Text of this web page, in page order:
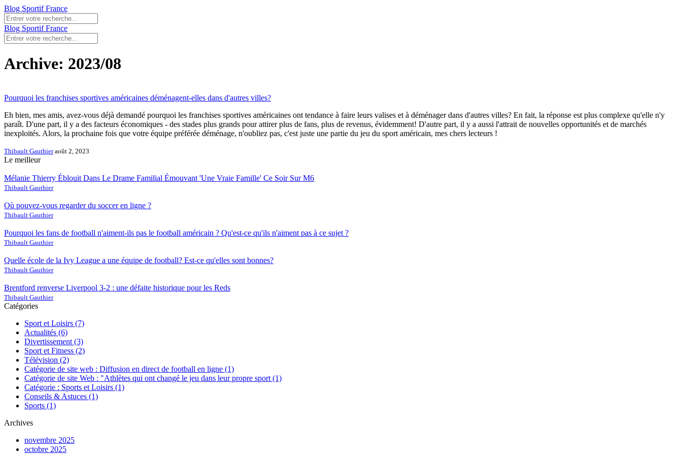
Blog Sportif France
Blog Sportif France
Archive: 2023/08
Pourquoi les franchises sportives américaines déménagent-elles dans d'autres villes?
Eh bien, mes amis, avez-vous déjà demandé pourquoi les franchises sportives américaines ont tendance à faire leurs valises et à déménager dans d'autres villes? En fait, la réponse est plus complexe qu'elle n'y
paraît. D'une part, il y a des facteurs économiques - des stades plus grands pour attirer plus de fans, plus de revenus, évidemment! D'autre part, il y a aussi l'attrait de nouvelles opportunités et de marchés
inexploités. Alors, la prochaine fois que votre équipe préférée déménage, n'oubliez pas, c'est juste une partie du jeu du sport américain, mes chers lecteurs !
Thibault Gauthier août 2, 2023
Le meilleur
Mélanie Thierry Éblouit Dans Le Drame Familial Émouvant 'Une Vraie Famille' Ce Soir Sur M6
Thibault Gauthier
Où pouvez-vous regarder du soccer en ligne ?
Thibault Gauthier
Pourquoi les fans de football n'aiment-ils pas le football américain ? Qu'est-ce qu'ils n'aiment pas à ce sujet ?
Thibault Gauthier
Quelle école de la Ivy League a une équipe de football? Est-ce qu'elles sont bonnes?
Thibault Gauthier
Brentford renverse Liverpool 3-2 : une défaite historique pour les Reds
Thibault Gauthier
Catégories
Sport et Loisirs (7)
Actualités (6)
Divertissement (3)
Sport et Fitness (2)
Télévision (2)
Catégorie de site web : Diffusion en direct de football en ligne (1)
Catégorie de site Web : "Athlètes qui ont changé le jeu dans leur propre sport (1)
Catégorie : Sports et Loisirs (1)
Conseils & Astuces (1)
Sports (1)
Archives
novembre 2025
octobre 2025